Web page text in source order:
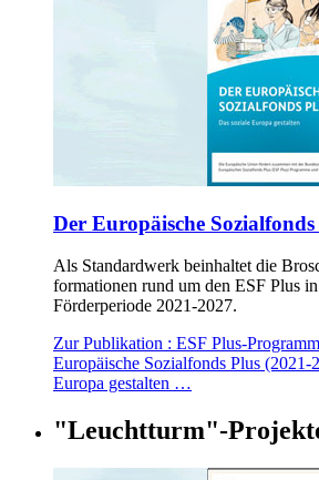
Der Eu­ro­päi­sche
Als Stan­dard­werk bein­hal­tet die
for­ma­tio­nen rund um den ESF Plus
För­der­pe­ri­ode 2021-2027.
Zur Publikation : ESF Plus-
Europäische Sozialfonds Plus (2021-
Europa gestalten …
"Leucht­turm"-